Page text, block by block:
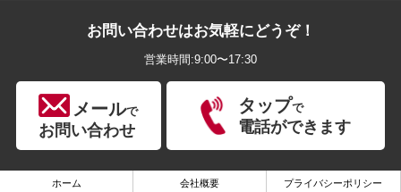
お問い合わせはお気軽にどうぞ！
営業時間:9:00〜17:30
メールで
お問い合わせ
タップで
電話ができます
ホーム 会社概要 プライバシーポリシー